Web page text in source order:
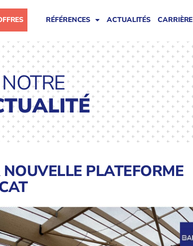
RÉFÉRENCES ACTUALITÉS CARRIÈRE
NOTRE
PLATEFORME